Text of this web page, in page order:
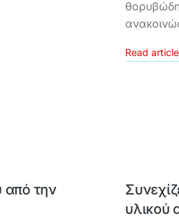
Read article
από την
υλικού